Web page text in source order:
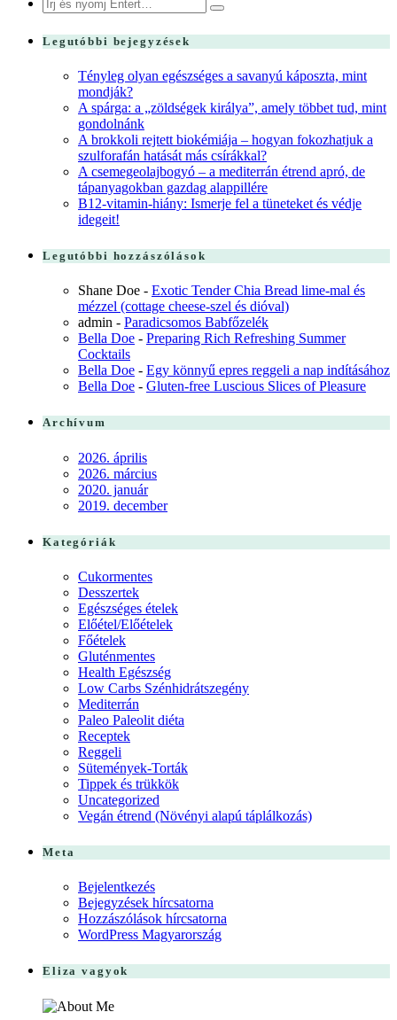
for:
Legutóbbi bejegyzések
Tényleg olyan egészséges a savanyú káposzta, mint
mondják?
A spárga: a „zöldségek királya”, amely többet tud, mint
gondolnánk
A brokkoli rejtett biokémiája – hogyan fokozhatjuk a
szulforafán hatását más csírákkal?
A csemegeolajbogyó – a mediterrán étrend apró, de
tápanyagokban gazdag alappillére
B12-vitamin-hiány: Ismerje fel a tüneteket és védje
idegeit!
Legutóbbi hozzászólások
Shane Doe - Exotic Tender Chia Bread lime-mal és
mézzel (cottage cheese-szel és dióval)
admin - Paradicsomos Babfőzelék
Bella Doe - Preparing Rich Refreshing Summer
Cocktails
Bella Doe - Egy könnyű epres reggeli a nap indításához
Bella Doe - Gluten-free Luscious Slices of Pleasure
Archívum
2026. április
2026. március
2020. január
2019. december
Kategóriák
Cukormentes
Desszertek
Egészséges ételek
Előétel/Előételek
Főételek
Gluténmentes
Health Egészség
Low Carbs Szénhidrátszegény
Mediterrán
Paleo Paleolit diéta
Receptek
Reggeli
Sütemények-Torták
Tippek és trükkök
Uncategorized
Vegán étrend (Növényi alapú táplálkozás)
Meta
Bejelentkezés
Bejegyzések hírcsatorna
Hozzászólások hírcsatorna
WordPress Magyarország
Eliza vagyok